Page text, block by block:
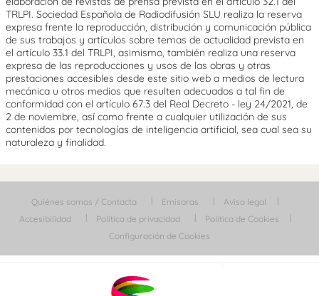
TRLPI. Sociedad Española de Radiodifusión SLU realiza la reserva
expresa frente la reproducción, distribución y comunicación pública
de sus trabajos y artículos sobre temas de actualidad prevista en
el artículo 33.1 del TRLPI, asimismo, también realiza una reserva
expresa de las reproducciones y usos de las obras y otras
prestaciones accesibles desde este sitio web a medios de lectura
mecánica u otros medios que resulten adecuados a tal fin de
conformidad con el artículo 67.3 del Real Decreto - ley 24/2021, de
2 de noviembre, así como frente a cualquier utilización de sus
contenidos por tecnologías de inteligencia artificial, sea cual sea su
naturaleza y finalidad.
Quiénes somos / Contacta Emisoras
Aviso legal
Accesibilidad
Política de privacidad
Política de Cookies
Configuración de Cookies